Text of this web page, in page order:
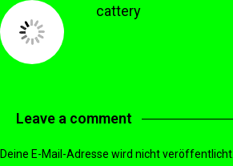
cattery
Leave a comment
Deine E-Mail-Adresse wird nicht veröffentlicht.